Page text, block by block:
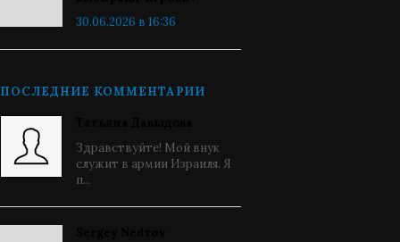
30.06.2026 в 16:36
ПОСЛЕДНИЕ КОММЕНТАРИИ
Здравствуйте! Мой внук
служит в армии Израиля. Я
п...